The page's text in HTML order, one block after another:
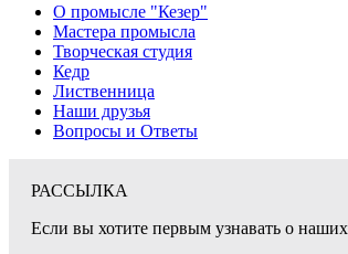
О промысле "Кезер"
Мастера промысла
Творческая студия
Кедр
Лиственница
Наши друзья
Вопросы и Ответы
РАССЫЛКА
Если вы хотите первым узнавать о